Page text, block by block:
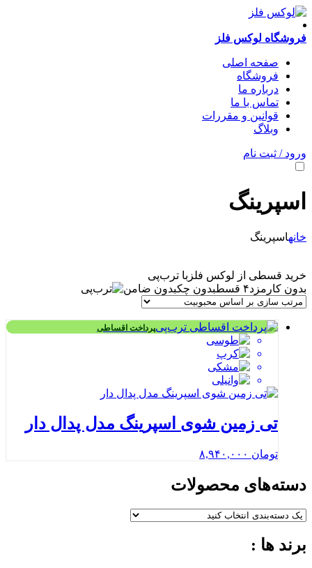
فروشگاه لوکس فلز
صفحه اصلی
فروشگاه
درباره ما
تماس با ما
قوانین و مقررات
وبلاگ
ورود / ثبت نام
اسپرینگ
خانهاسپرینگ
خرید قسطی از لوکس فلز با ترب‌پی
بدون کارمزد۴ قسط بدون چکبدون ضامن
پرداخت اقساطی
تی زمین شوی اسپرینگ مدل پدال دار
تومان
دسته‌های محصولات
برند ها :